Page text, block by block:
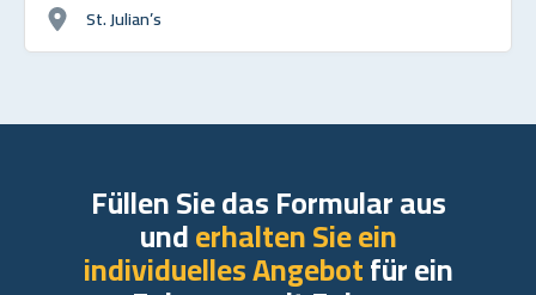
St. Julian’s
Füllen Sie das Formular aus
underhalten Sie ein
individuelles Angebotfür ein